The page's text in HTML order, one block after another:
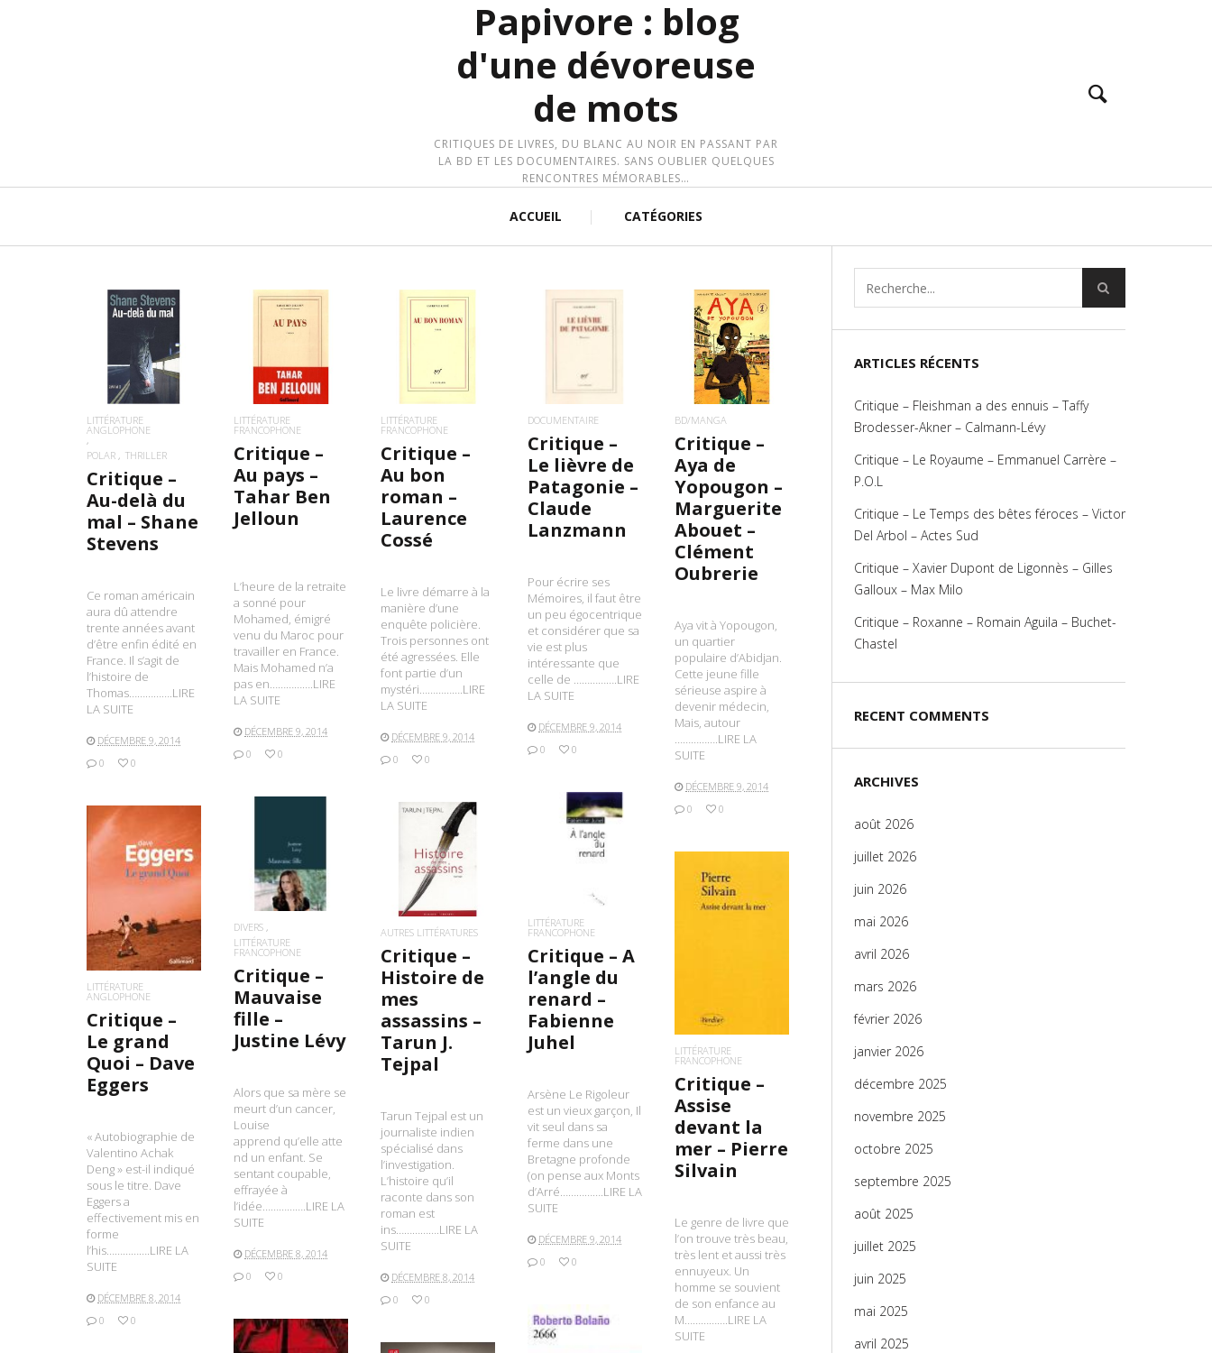
Papivore : blog
d'une dévoreuse
de mots
CRITIQUES DE LIVRES, DU BLANC AU NOIR EN PASSANT PAR
LA BD ET LES DOCUMENTAIRES. SANS OUBLIER QUELQUES
RENCONTRES MÉMORABLES…
ACCUEIL CATÉGORIES
LIRE LA SUITE
LITTÉRATURE
ANGLOPHONE
POLAR
THRILLER
Critique –
Au-delà du
mal – Shane
Stevens
Ce roman américain
aura dû attendre
trente années avant
d’être enfin édité en
France. Il s’agit de
l’histoire de
Thomas…………….LIRE
LA SUITE
DÉCEMBRE 9, 2014
0
0
LITTÉRATURE
FRANCOPHONE
Critique –
Au pays –
Tahar Ben
Jelloun
L’heure de la retraite
a sonné pour
Mohamed, émigré
venu du Maroc pour
travailler en France.
Mais Mohamed n’a
pas en…………….LIRE
LA SUITE
DÉCEMBRE 9, 2014
0
0
LIRE LA SUITE
LITTÉRATURE
FRANCOPHONE
Critique –
Au bon
roman –
Laurence
Cossé
Le livre démarre à la
manière d’une
enquête policière.
Trois personnes ont
été agressées. Elle
font partie d’un
mystéri…………….LIRE
LA SUITE
DÉCEMBRE 9, 2014
0
0
DOCUMENTAIRE
Critique –
Le lièvre de
Patagonie –
Claude
Lanzmann
Pour écrire ses
Mémoires, il faut être
un peu égocentrique
et considérer que sa
vie est plus
intéressante que
celle de …………….LIRE
LA SUITE
DÉCEMBRE 9, 2014
0
0
LIRE LA SUITE
BD/MANGA
Critique –
Aya de
Yopougon –
Marguerite
Abouet –
Clément
Oubrerie
Aya vit à Yopougon,
un quartier
populaire d’Abidjan.
Cette jeune fille
sérieuse aspire à
devenir médecin,
Mais, autour
…………….LIRE LA
SUITE
DÉCEMBRE 9, 2014
0
0
LIRE LA SUITE
LITTÉRATURE
FRANCOPHONE
Critique – A
l’angle du
renard –
Fabienne
Juhel
Arsène Le Rigoleur
est un vieux garçon, Il
vit seul dans sa
ferme dans une
Bretagne profonde
(on pense aux Monts
d’Arré…………….LIRE LA
SUITE
DÉCEMBRE 9, 2014
0
0
LIRE LA SUITE
DIVERS
LITTÉRATURE
FRANCOPHONE
Critique –
Mauvaise
fille –
Justine Lévy
Alors que sa mère se
meurt d’un cancer,
Louise
apprend qu’elle atte
nd un enfant. Se
sentant coupable,
effrayée à
l’idée…………….LIRE LA
SUITE
DÉCEMBRE 8, 2014
0
0
LIRE LA SUITE
AUTRES LITTÉRATURES
Critique –
Histoire de
mes
assassins –
Tarun J.
Tejpal
Tarun Tejpal est un
journaliste indien
spécialisé dans
l’investigation.
L’histoire qu’il
raconte dans son
roman est
ins…………….LIRE LA
SUITE
DÉCEMBRE 8, 2014
0
0
LIRE LA SUITE
LITTÉRATURE
ANGLOPHONE
Critique –
Le grand
Quoi – Dave
Eggers
« Autobiographie de
Valentino Achak
Deng » est-il indiqué
sous le titre. Dave
Eggers a
effectivement mis en
forme
l’his…………….LIRE LA
SUITE
DÉCEMBRE 8, 2014
0
0
LITTÉRATURE
FRANCOPHONE
Critique –
Assise
devant la
mer – Pierre
Silvain
Le genre de livre que
l’on trouve très beau,
très lent et aussi très
ennuyeux. Un
homme se souvient
de son enfance au
M…………….LIRE LA
SUITE
ARTICLES RÉCENTS
Critique – Fleishman a des ennuis – Taffy
Brodesser-Akner – Calmann-Lévy
Critique – Le Royaume – Emmanuel Carrère –
P.O.L
Critique – Le Temps des bêtes féroces – Victor
Del Arbol – Actes Sud
Critique – Xavier Dupont de Ligonnès – Gilles
Galloux – Max Milo
Critique – Roxanne – Romain Aguila – Buchet-
Chastel
RECENT COMMENTS
ARCHIVES
août 2026
juillet 2026
juin 2026
mai 2026
avril 2026
mars 2026
février 2026
janvier 2026
décembre 2025
novembre 2025
octobre 2025
septembre 2025
août 2025
juillet 2025
juin 2025
mai 2025
avril 2025